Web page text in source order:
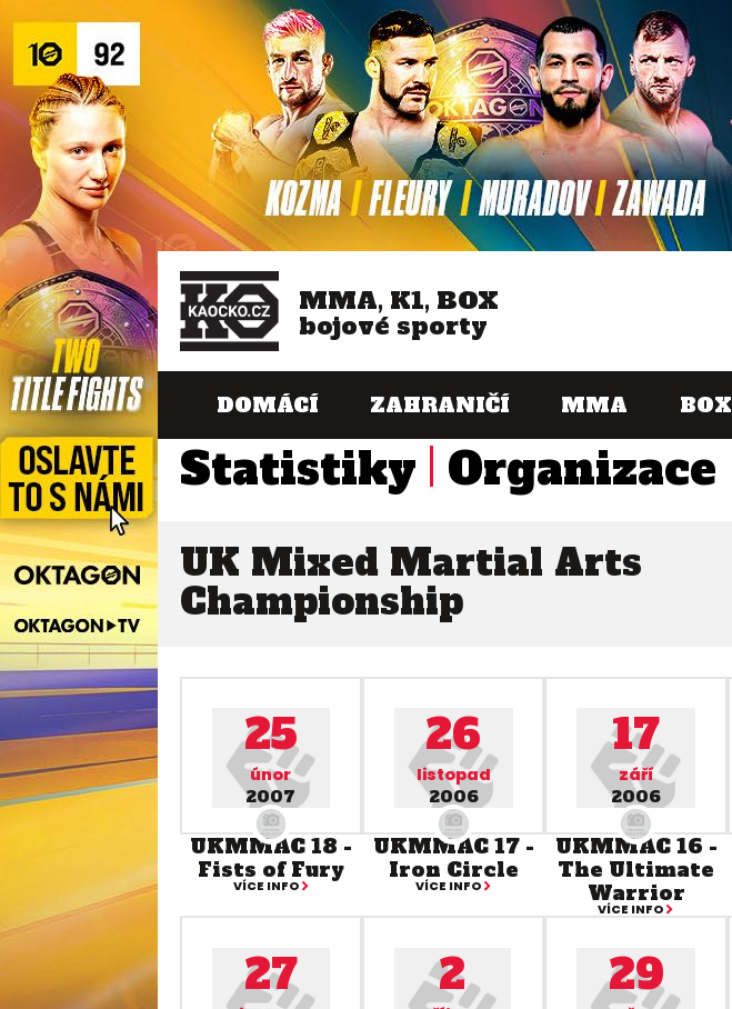
MMA, K1, BOX
bojové sporty
DOMÁCÍ ZAHRANIČÍ MMA BOX
Statistiky Organizace
UK Mixed Martial Arts
Championship
25
únor
2007
UKMMAC 18 -
Fists of Fury
VÍCE INFO
26
listopad
2006
UKMMAC 17 -
Iron Circle
VÍCE INFO
17
září
2006
UKMMAC 16 -
The Ultimate
Warrior
VÍCE INFO
27 2 29